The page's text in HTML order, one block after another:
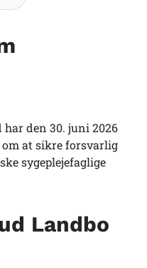
den 30. juni 2026
at sikre forsvarlig
sygeplejefaglige
Landbo